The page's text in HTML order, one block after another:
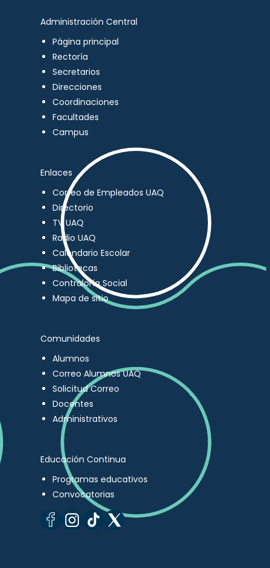
Administración Central
Página principal
Rectoría
Secretarios
Direcciones
Coordinaciones
Facultades
Campus
Enlaces
Correo de Empleados UAQ
Directorio
TV UAQ
Radio UAQ
Calendario Escolar
Bibliotecas
Contraloría Social
Mapa de sitio
Comunidades
Alumnos
Correo Alumnos UAQ
Solicitud Correo
Docentes
Administrativos
Educación Continua
Programas educativos
Convocatorias